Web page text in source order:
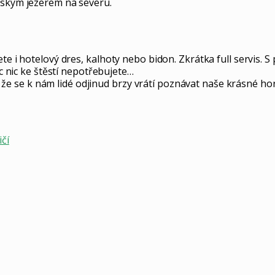
i hotelový dres, kalhoty nebo bidon. Zkrátka full servis.
nic ke štěstí nepotřebujete…
se k nám lidé odjinud brzy vrátí poznávat naše krásné